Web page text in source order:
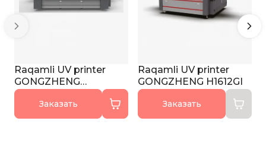
Raqamli UV printer
GONGZHENG
H3220GN
Заказать
Raqamli UV printer
GONGZHENG H1612GI
Заказать